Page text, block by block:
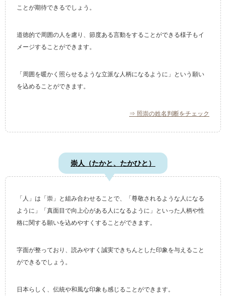
ことが期待できるでしょう。
道徳的で周囲の人を慮り、節度ある言動をすることができる様子もイ
メージすることができます。
「周囲を暖かく照らせるような立派な人柄になるように」という願い
を込めることができます。
⇒ 照崇の姓名判断をチェック
崇人（たかと、たかひと）
「人」は「崇」と組み合わせることで、「尊敬されるような人になる
ように」「真面目で向上心がある人になるように」といった人柄や性
格に関する願いを込めやすくすることができます。
字面が整っており、読みやすく誠実できちんとした印象を与えること
ができるでしょう。
日本らしく、伝統や和風な印象も感じることができます。